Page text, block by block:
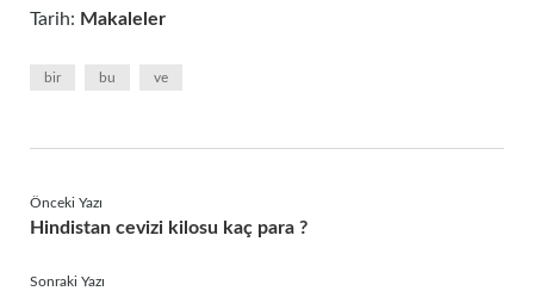
Tarih: Makaleler
bir bu ve
Önceki Yazı
Hindistan cevizi kilosu kaç para ?
Sonraki Yazı